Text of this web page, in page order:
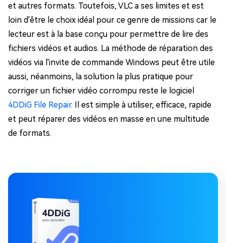
et autres formats. Toutefois, VLC a ses limites et est
loin d'être le choix idéal pour ce genre de missions car le
lecteur est à la base conçu pour permettre de lire des
fichiers vidéos et audios. La méthode de réparation des
vidéos via l'invite de commande Windows peut être utile
aussi, néanmoins, la solution la plus pratique pour
corriger un fichier vidéo corrompu reste le logiciel
4DDiG File Repair. Il est simple à utiliser, efficace, rapide
et peut réparer des vidéos en masse en une multitude
de formats.